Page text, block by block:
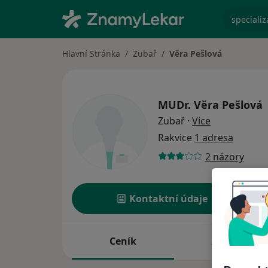
Hlavní Stránka Zubař Věra Pešlová
MUDr. Věra Pešlová
Zubař · Více
Rakvice 1 adresa
2 názory
Kontaktní údaje
Ceník Adresy